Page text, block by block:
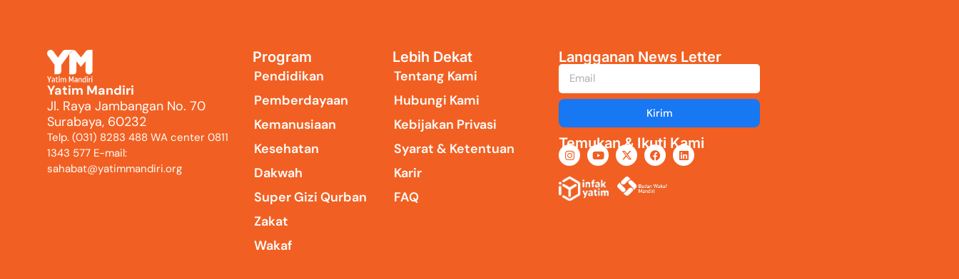
Yatim Mandiri
Jl. Raya Jambangan No. 70
Surabaya, 60232
Telp. (031) 8283 488 WA center 0811
1343 577 E-mail:
sahabat@yatimmandiri.org
Program
Pendidikan
Pemberdayaan
Kemanusiaan
Kesehatan
Dakwah
Super Gizi Qurban
Zakat
Wakaf
Lebih Dekat
Tentang Kami
Hubungi Kami
Kebijakan Privasi
Syarat & Ketentuan
Karir
FAQ
Langganan News Letter
Kirim
Temukan & Ikuti Kami